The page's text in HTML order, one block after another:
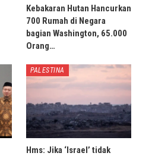
Kebakaran Hutan Hancurkan
700 Rumah di Negara
bagian Washington, 65.000
Orang…
PALESTINA
Hms: Jika ‘Israel’ tidak